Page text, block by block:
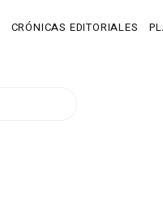
CRÓNICAS EDITORIALES